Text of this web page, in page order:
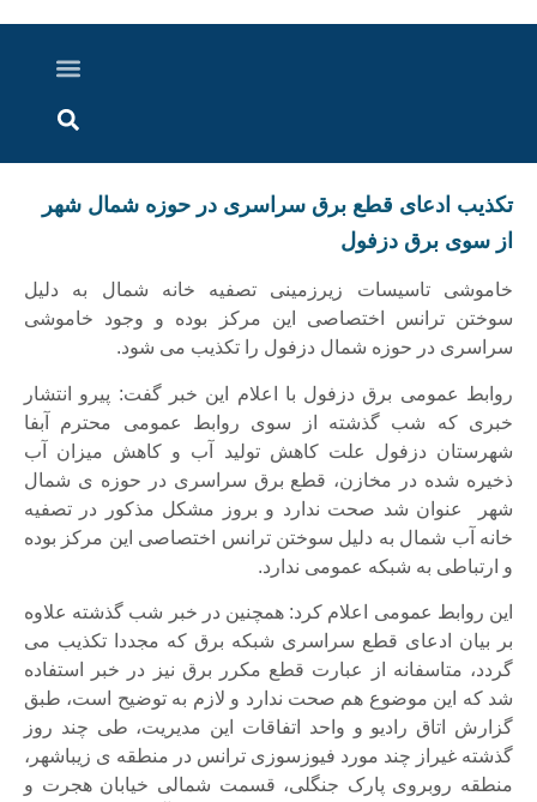
تکذیب ادعای قطع برق سراسری در حوزه شمال شهر
از سوی برق دزفول
خاموشی تاسیسات زیرزمینی تصفیه خانه شمال به دلیل
سوختن ترانس اختصاصی این مرکز بوده و وجود خاموشی
سراسری در حوزه شمال دزفول را تکذیب می شود.
روابط عمومی برق دزفول با اعلام این خبر گفت: پیرو انتشار
خبری که شب گذشته از سوی روابط عمومی محترم آبفا
شهرستان دزفول علت کاهش تولید آب و کاهش میزان آب
ذخیره شده در مخازن، قطع برق سراسری در حوزه ی شمال
شهر عنوان شد صحت ندارد و بروز مشکل مذکور در تصفیه
خانه آب شمال به دلیل سوختن ترانس اختصاصی این مرکز بوده
و ارتباطی به شبکه عمومی ندارد.
این روابط عمومی اعلام کرد: همچنین در خبر شب گذشته علاوه
بر بیان ادعای قطع سراسری شبکه برق که مجددا تکذیب می
گردد، متاسفانه از عبارت قطع مکرر برق نیز در خبر استفاده
شد که این موضوع هم صحت ندارد و لازم به توضیح است، طبق
گزارش اتاق رادیو و واحد اتفاقات این مدیریت، طی چند روز
گذشته غیراز چند مورد فیوزسوزی ترانس در منطقه ی زیباشهر،
منطقه روبروی پارک جنگلی، قسمت شمالی خیابان هجرت و